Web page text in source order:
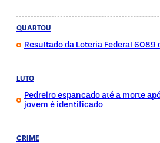
QUARTOU
Resultado da Loteria Federal 6089
LUTO
Pedreiro espancado até a morte
jovem é identificado
CRIME